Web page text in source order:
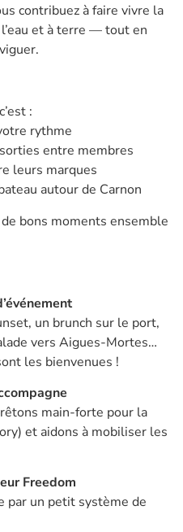
contribuez à faire vivre la
et à terre — tout en
:
rythme
entre membres
leurs marques
autour de Carnon
bons moments ensemble
un brunch sur le port,
vers Aigues-Mortes…
les bienvenues !
main-forte pour la
et aidons à mobiliser les
Freedom
par un petit système de